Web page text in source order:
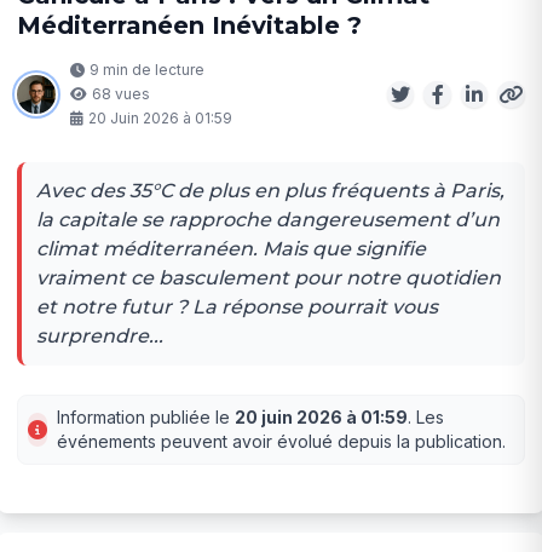
Méditerranéen Inévitable ?
9 min de lecture
68 vues
20 Juin 2026 à 01:59
Avec des 35°C de plus en plus fréquents à Paris,
la capitale se rapproche dangereusement d’un
climat méditerranéen. Mais que signifie
vraiment ce basculement pour notre quotidien
et notre futur ? La réponse pourrait vous
surprendre...
Information publiée le 20 juin 2026 à 01:59. Les
événements peuvent avoir évolué depuis la publication.